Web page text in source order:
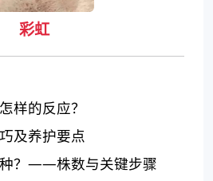
彩虹
样的反应？
及养护要点
？——株数与关键步骤